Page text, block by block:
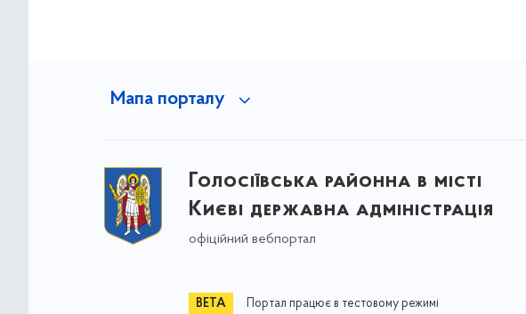
Мапа порталу
Голосіївська районна в місті
Києві державна адміністрація
офіційний вебпортал
Портал працює в тестовому режимі